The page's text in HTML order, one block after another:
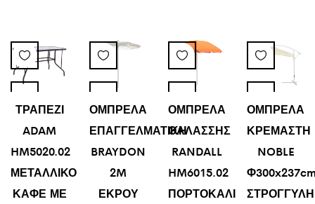
ΤΡΑΠΕΖΙ
ADAM
HM5020.02
ΜΕΤΑΛΛΙΚΟ
ΚΑΦΕ ΜΕ
ΟΜΠΡΕΛΑ
ΕΠΑΓΓΕΛΜΑΤΙΚΗ
BRAYDON
2M
ΕΚΡΟΥ
ΟΜΠΡΕΛΑ
ΘΑΛΑΣΣΗΣ
RANDALL
HM6015.02
ΠΟΡΤΟΚΑΛΙ
ΟΜΠΡΕΛΑ
ΚΡΕΜΑΣΤΗ
NOBLE
ΣΤΡΟΓΓΥΛΗ